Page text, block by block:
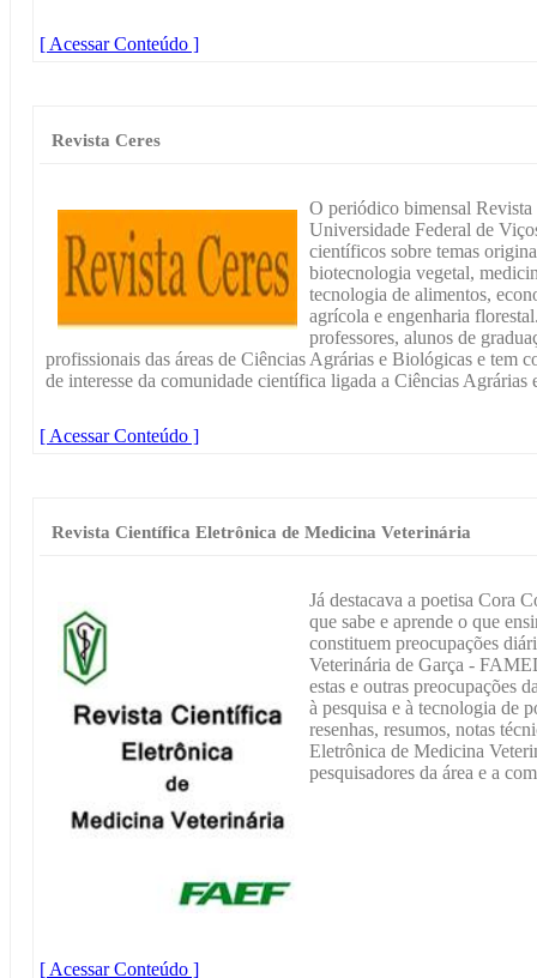
[ Acessar Conteúdo ]
Revista Ceres
O periódico bimensal Revista
Universidade Federal de
científicos sobre temas
biotecnologia vegetal,
tecnologia de alimentos,
agrícola e engenharia
professores, alunos de
profissionais das áreas de Ciências Agrárias e Biológicas e tem
de interesse da comunidade científica ligada a Ciências Agrárias
[ Acessar Conteúdo ]
Revista Científica Eletrônica de Medicina Veterinária
Já destacava a poetisa Cora
que sabe e aprende o que
constituem preocupações
Veterinária de Garça -
estas e outras preocupações
à pesquisa e à tecnologia de
resenhas, resumos, notas
Eletrônica de Medicina
pesquisadores da área e a
[ Acessar Conteúdo ]